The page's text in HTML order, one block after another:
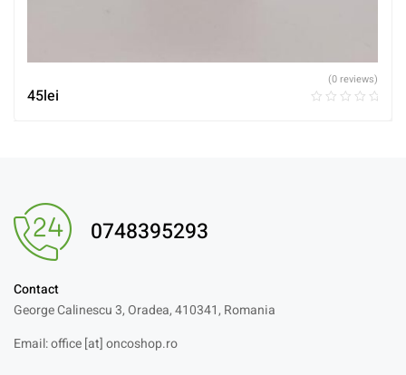
45lei
(0 reviews)
0748395293
Contact
George Calinescu 3, Oradea, 410341, Romania
Email: office [at] oncoshop.ro